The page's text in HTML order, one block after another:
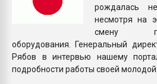
рождалась
несмотря на
смену
оборудования. Генеральный
Рябов в интервью нашему
подробности работы своей